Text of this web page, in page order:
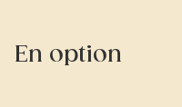
En option